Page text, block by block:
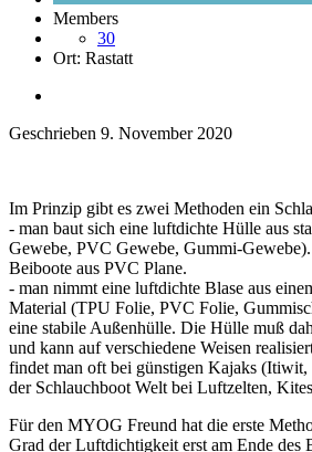
Members
30
Ort: Rastatt
Geschrieben 9. November 2020
Im Prinzip gibt es zwei Methoden ein
- man baut sich eine luftdichte Hülle aus
Gewebe, PVC Gewebe, Gummi-
Beiboote aus PVC Plane.
- man nimmt eine luftdichte Blase aus
Material (TPU Folie, PVC Folie,
eine stabile Außenhülle. Die Hülle muß
und kann auf verschiedene Weisen
findet man oft bei günstigen Kajaks (Itiwit,
der Schlauchboot Welt bei Luftzelten,
Für den MYOG Freund hat die erste
Grad der Luftdichtigkeit erst am Ende des